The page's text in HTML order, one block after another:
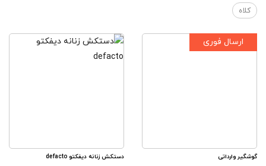
کلاه
ارسال فوری
گوشگیر وارداتی دستکش زنانه دیفکتو defacto